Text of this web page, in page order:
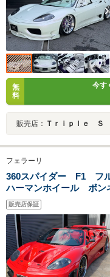
無
料
今す
販売店： Ｔｒｉｐｌｅ Ｓ
フェラーリ
360スパイダー F1 フ
ハーマンホイール ボン
グ 特注ワンオフ内装シ
ターラ内装 カーボンス
号入り車両!
販売店保証